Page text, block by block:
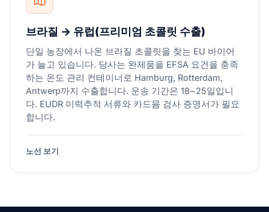
브라질 → 유럽(프리미엄 초콜릿 수출)
단일 농장에서 나온 브라질 초콜릿을 찾는 EU 바이어
가 늘고 있습니다. 당사는 완제품을 EFSA 요건을 충족
하는 온도 관리 컨테이너로 Hamburg, Rotterdam,
Antwerp까지 수출합니다. 운송 기간은 18~25일입니
다. EUDR 이력추적 서류와 카드뮴 검사 증명서가 필요
합니다.
노선 보기